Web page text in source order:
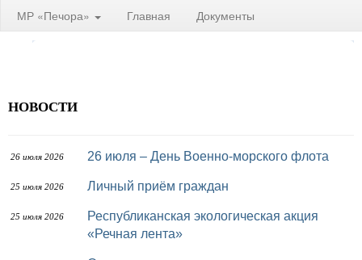
МР «Печора» Главная Документы
НОВОСТИ
26 июля 2026 26 июля – День Военно-морского флота
25 июля 2026 Личный приём граждан
25 июля 2026
Республиканская экологическая акция
«Речная лента»